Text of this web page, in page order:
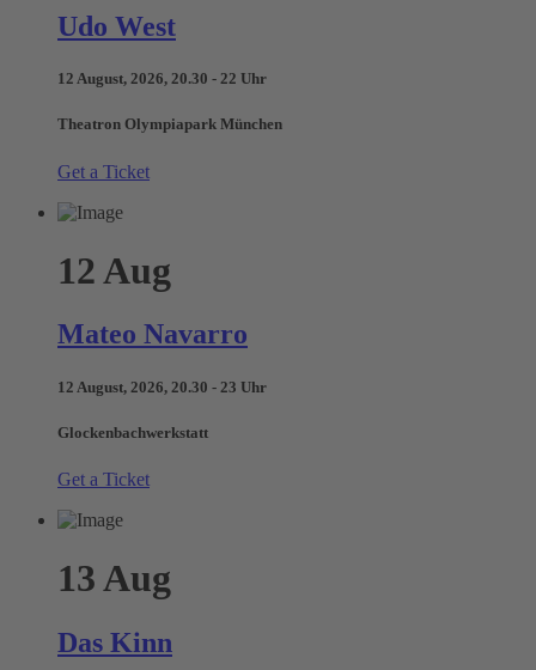
Udo West
12 August, 2026, 20.30 - 22 Uhr
Theatron Olympiapark München
Get a Ticket
12 Aug
Mateo Navarro
12 August, 2026, 20.30 - 23 Uhr
Glockenbachwerkstatt
Get a Ticket
13Aug
Das Kinn